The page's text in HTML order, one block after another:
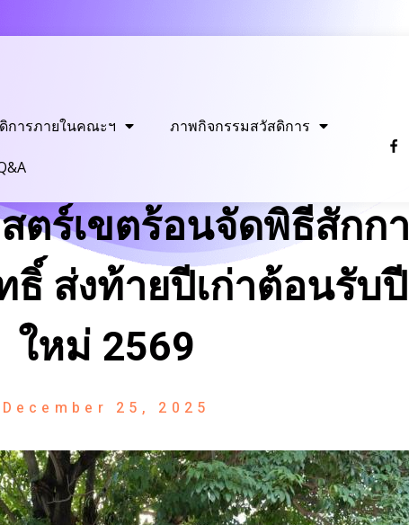
การภายในคณะฯ ภาพกิจกรรมสวัสดิการ
ตร์เขตร้อนจัดพิธีสักกา
ธิ์ ส่งท้ายปีเก่าต้อนรับปี
ใหม่ 2569
December 25, 2025